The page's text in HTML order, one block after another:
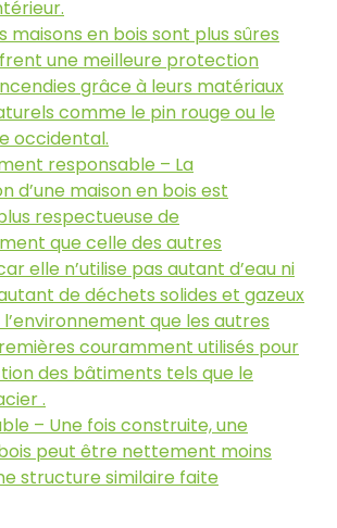
maisons en bois sont plus sûres
une meilleure protection
grâce à leurs matériaux
comme le pin rouge ou le
occidental.
responsable – La
d’une maison en bois est
respectueuse de
que celle des autres
elle n’utilise pas autant d’eau ni
de déchets solides et gazeux
que les autres
couramment utilisés pour
des bâtiments tels que le
.
– Une fois construite, une
peut être nettement moins
structure similaire faite